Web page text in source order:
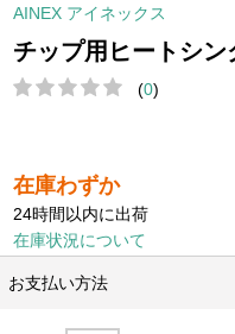
AINEX アイネックス
チップ用ヒートシ
(0)
在庫わずか
24時間以内に出荷
在庫状況について
お支払い方法